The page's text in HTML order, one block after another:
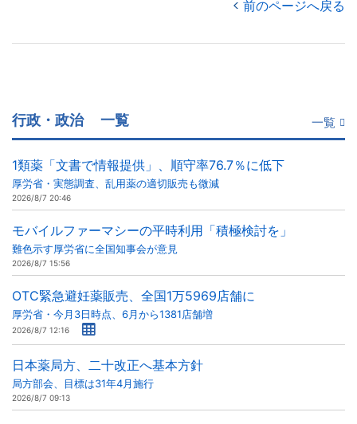
前のページへ戻る
行政・政治 一覧 一覧
1類薬「文書で情報提供」、順守率76.7％に低下
厚労省・実態調査、乱用薬の適切販売も微減
2026/8/7 20:46
モバイルファーマシーの平時利用「積極検討を」
難色示す厚労省に全国知事会が意見
2026/8/7 15:56
OTC緊急避妊薬販売、全国1万5969店舗に
厚労省・今月3日時点、6月から1381店舗増
2026/8/7 12:16
日本薬局方、二十改正へ基本方針
局方部会、目標は31年4月施行
2026/8/7 09:13